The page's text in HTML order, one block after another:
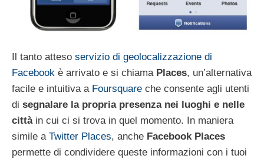
Il tanto atteso servizio di geolocalizzazione di
Facebook è arrivato e si chiama Places, un’alternativa
facile e intuitiva a Foursquare che consente agli utenti
di segnalare la propria presenza nei luoghi e nelle
cittàin cui ci si trova in quel momento. In maniera
simile a Twitter Places, anche Facebook Places
permette di condividere queste informazioni con i tuoi